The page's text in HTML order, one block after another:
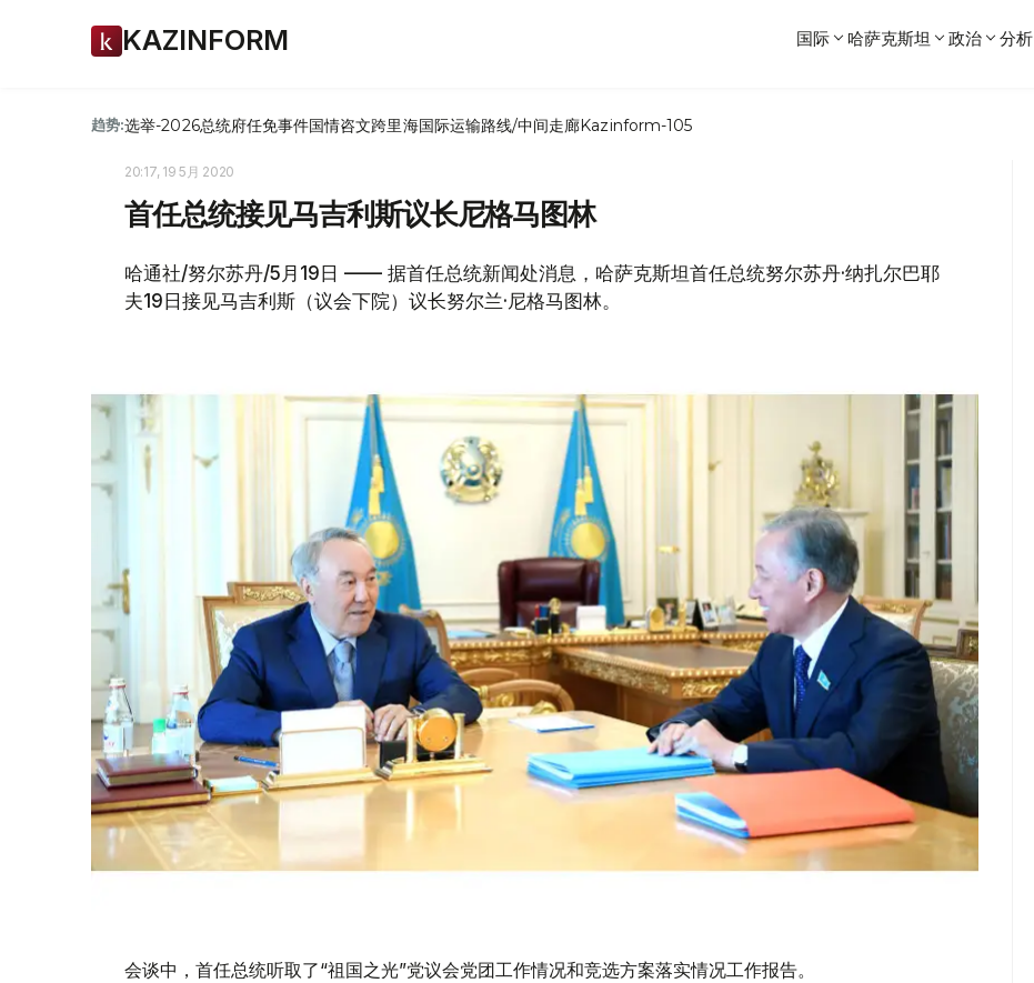
KAZINFORM 国际 哈萨克斯坦 政治 分析
趋势:选举-2026总统府任免事件国情咨文跨里海国际运输路线/中间走廊Kazinform-105
20:17, 19 5月 2020
首任总统接见马吉利斯议长尼格马图林
哈通社/努尔苏丹/5月19日 —— 据首任总统新闻处消息，哈萨克斯坦首任总统努尔苏丹·纳扎尔巴耶
夫19日接见马吉利斯（议会下院）议长努尔兰·尼格马图林。
会谈中，首任总统听取了“祖国之光”党议会党团工作情况和竞选方案落实情况工作报告。